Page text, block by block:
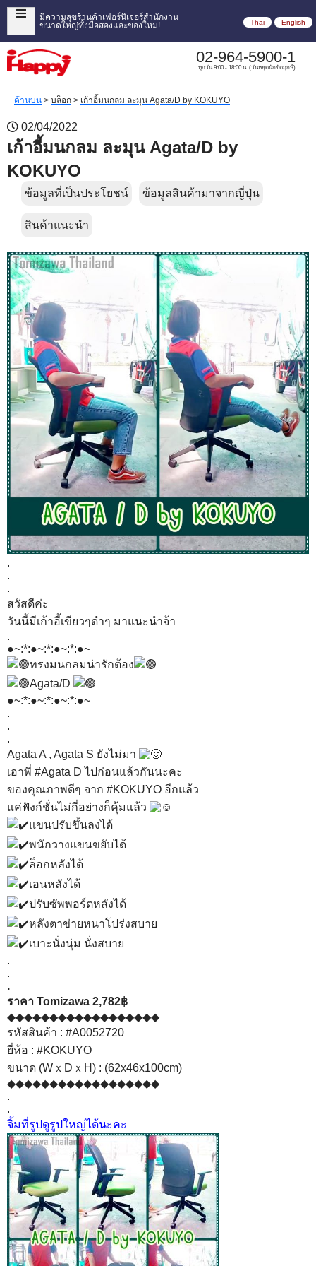
มีความสุขร้านค้าเฟอร์นิเจอร์สำนักงาน
ขนาดใหญ่ทั้งมือสองและของใหม่!
Thai English
02-964-5900-1
ทุกวัน 9:00 - 18:00 น. (วันหยุดนักขัตฤกษ์)
ด้านบน > บล็อก > เก้าอี้มนกลม ละมุน Agata/D by KOKUYO
02/04/2022
เก้าอี้มนกลม ละมุน Agata/D by
KOKUYO
ข้อมูลที่เป็นประโยชน์ ข้อมูลสินค้ามาจากญี่ปุ่น
สินค้าแนะนำ
.
.
.
สวัสดีค่ะ
วันนี้มีเก้าอี้เขียวๆดำๆ มาแนะนำจ้า
.
●~:*:●~:*:●~:*:●~
ทรงมนกลมน่ารักต้อง
Agata/D
●~:*:●~:*:●~:*:●~
.
.
.
Agata A , Agata S ยังไม่มา
เอาพี่ #Agata D ไปก่อนแล้วกันนะคะ
ของคุณภาพดีๆ จาก #KOKUYO อีกแล้ว
แค่ฟังก์ชั่นไม่กี่อย่างก็คุ้มแล้ว
แขนปรับขึ้นลงได้
พนักวางแขนขยับได้
ล็อกหลังได้
เอนหลังได้
ปรับซัพพอร์ตหลังได้
หลังตาข่ายหนาโปร่งสบาย
เบาะนั่งนุ่ม นั่งสบาย
.
.
.
ราคา Tomizawa 2,782฿
◆◆◆◆◆◆◆◆◆◆◆◆◆◆◆◆◆◆
รหัสสินค้า : #A0052720
ยี่ห้อ : #KOKUYO
ขนาด (WｘDｘH) : (62x46x100cm)
◆◆◆◆◆◆◆◆◆◆◆◆◆◆◆◆◆◆
.
.
จิ้มที่รูปดูรูปใหญ่ได้นะคะ